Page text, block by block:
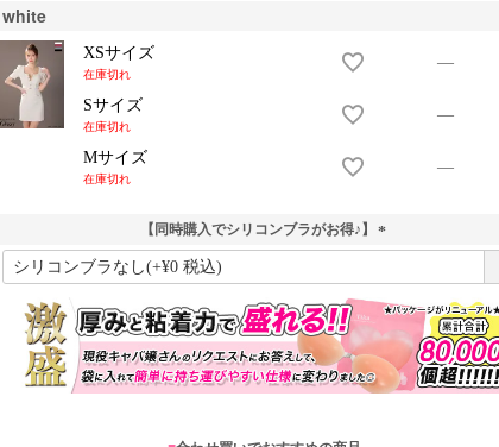
white
XSサイズ
在庫切れ
—
Sサイズ
在庫切れ
—
Mサイズ
在庫切れ
—
【同時購入でシリコンブラがお得♪】
(
須